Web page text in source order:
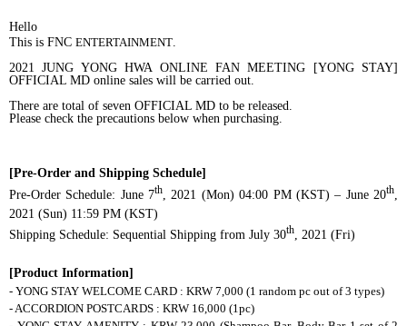
Hello
This is FNC ENTERTAINMENT.
2021 JUNG YONG HWA ONLINE FAN MEETING [YONG STAY]
OFFICIAL MD online sales will be carried out.
There are total of seven OFFICIAL MD to be released.
Please check the precautions below when purchasing.
[Pre-Order and Shipping Schedule]
Pre-Order Schedule: June 7th , 2021 (Mon) 04:00 PM (KST) – June 20th
2021 (Sun) 11:59 PM (KST)
Shipping Schedule: Sequential Shipping from July 30th, 2021 (Fri)
[Product Information]
- YONG STAY WELCOME CARD : KRW 7,000 (1 random pc out of 3 types)
- ACCORDION POSTCARDS : KRW 16,000 (1pc)